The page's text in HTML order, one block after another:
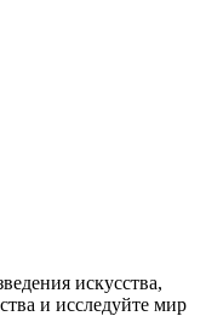
искусства,
и исследуйте мир